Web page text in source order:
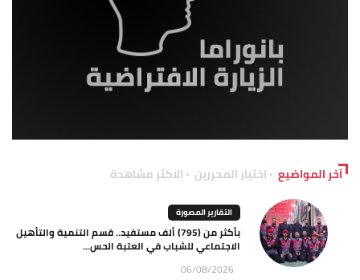
آخر المواضيع اختيار المحررين الاكثر مشاهدة
التقارير المصورة
بأكثر من (795) ألف مستفيد.. قسم التنمية والتأهيل
الاجتماعي للشباب في العتبة الحس...
06/08/2026